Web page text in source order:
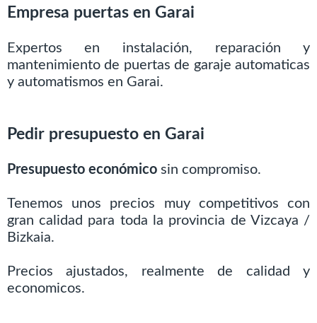
Empresa puertas en Garai
Expertos en instalación, reparación y
mantenimiento de puertas de garaje automaticas
y automatismos en Garai.
Pedir presupuesto en Garai
Presupuesto económicosin compromiso.
Tenemos unos precios muy competitivos con
gran calidad para toda la provincia de Vizcaya /
Bizkaia.
Precios ajustados, realmente de calidad y
economicos.